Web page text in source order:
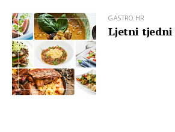
GASTRO.HR
Ljetni tjedni